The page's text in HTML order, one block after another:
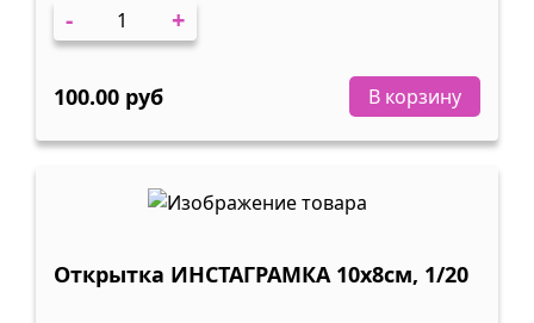
- +
100.00 руб В корзину
Открытка ИНСТАГРАМКА 10х8см, 1/20